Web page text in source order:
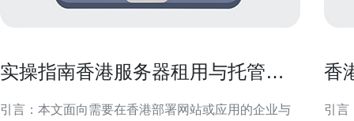
实操指南香港服务器租用与托管的
引言：本文面向需要在香港部署网站或应用的企业与
香
引言